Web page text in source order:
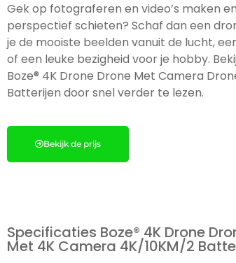
Gek op fotograferen en video’s maken
perspectief schieten? Schaf dan een
je de mooiste beelden vanuit de lucht,
of een leuke bezigheid voor je hobby.
Boze® 4K Drone Drone Met Camera
Batterijen door snel verder te lezen.
Bekijk de prijs
Specificaties Boze® 4K Drone
Met 4K Camera 4K/10KM/2